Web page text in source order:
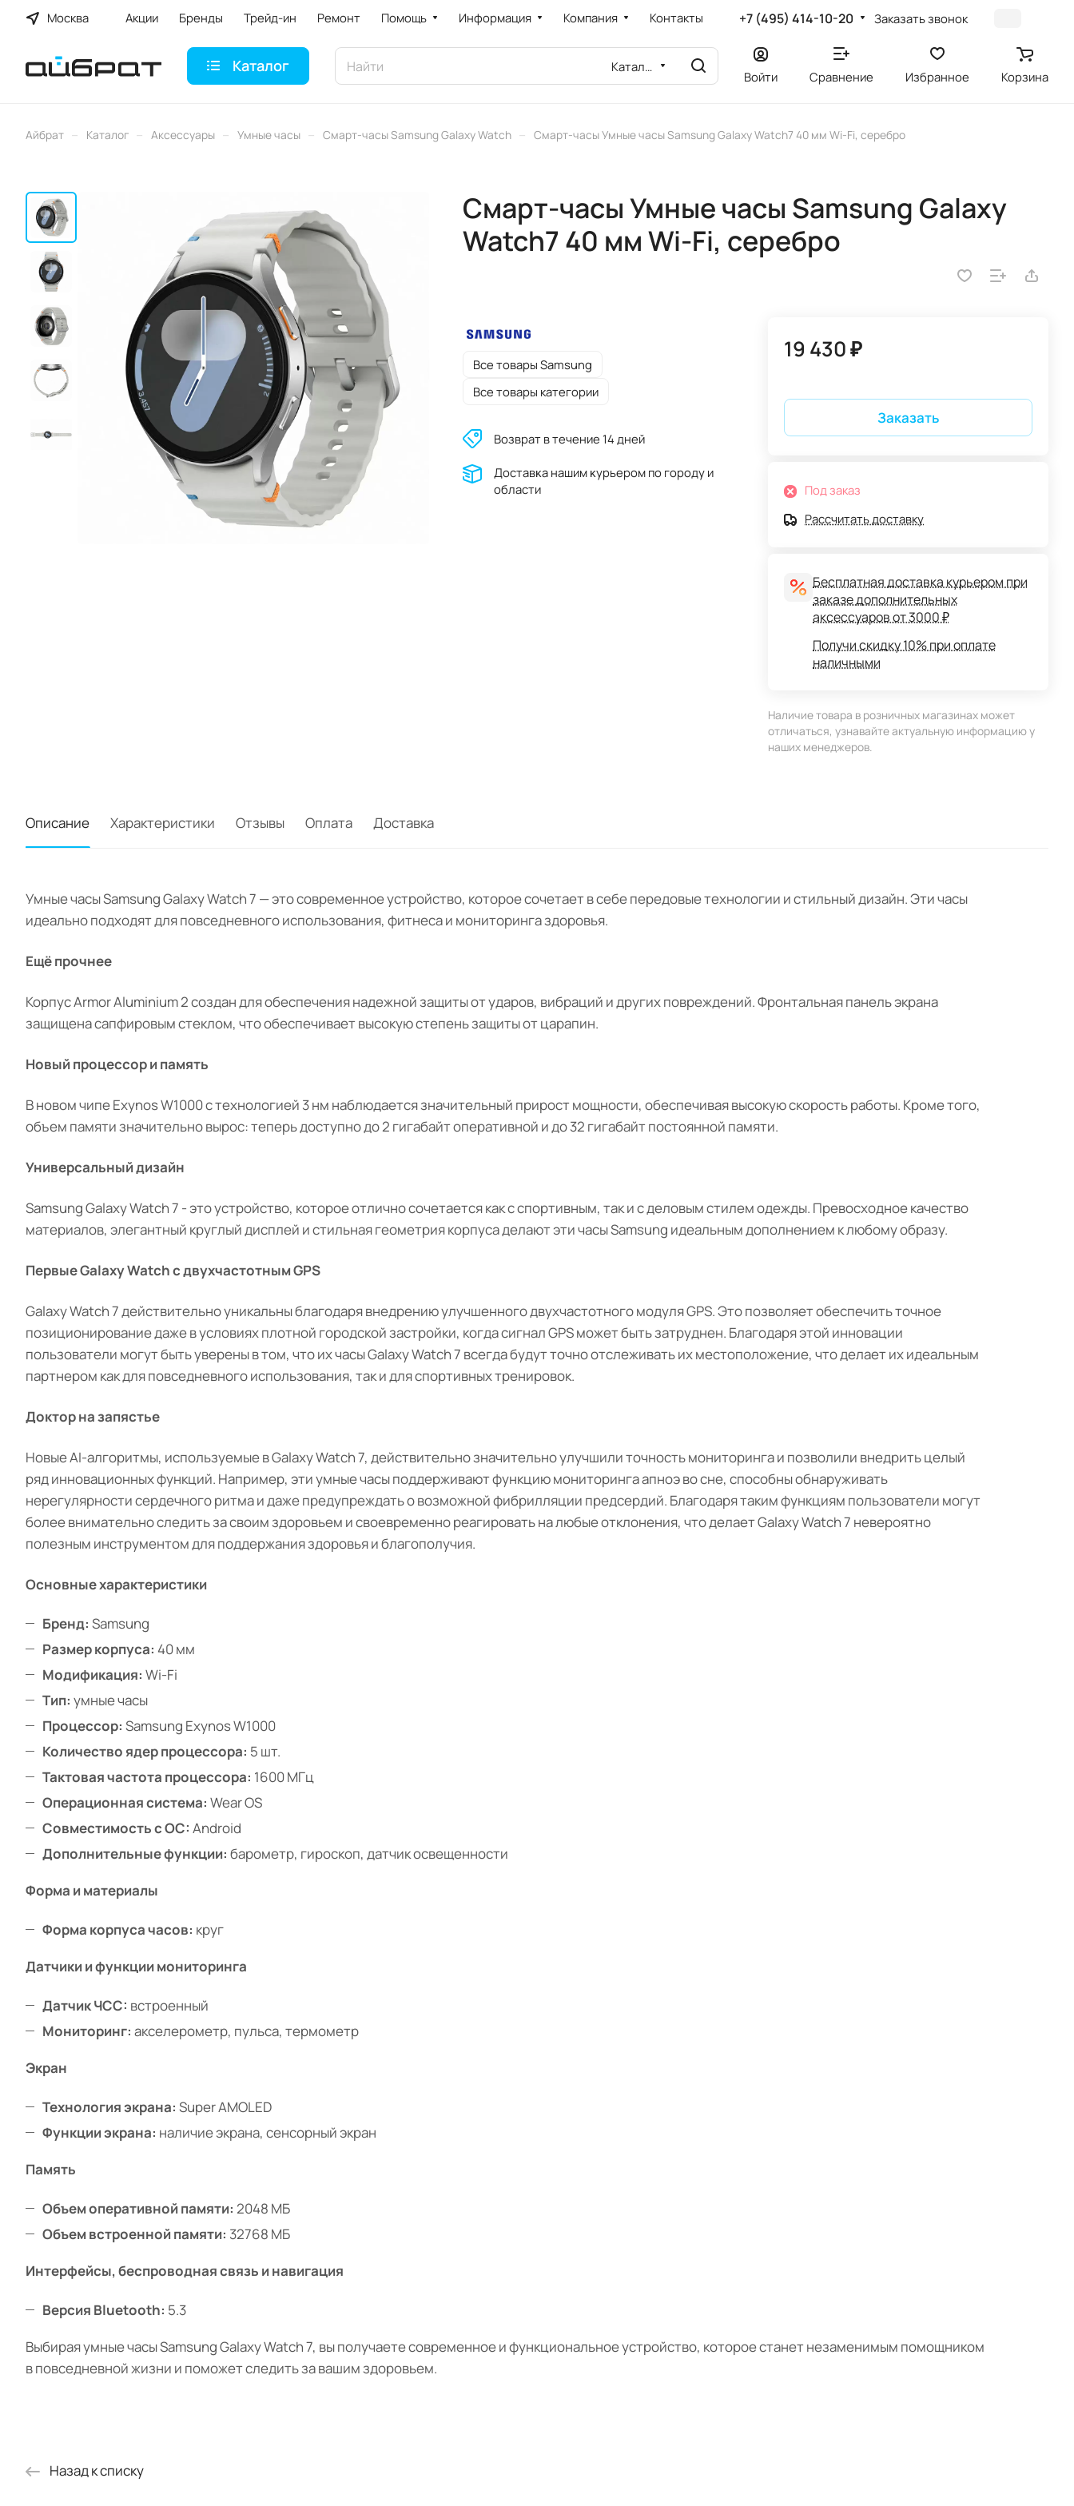
Москва Акции Бренды Трейд-ин Ремонт Помощь Информация Компания Контакты +7 (495) 414-10-20 Заказать звонок
Каталог Каталог
Войти Сравнение Избранное Корзина
Айбрат – Каталог – Аксессуары – Умные часы – Смарт-часы Samsung Galaxy Watch – Смарт-часы Умные часы Samsung Galaxy Watch7 40 мм Wi-Fi, серебро
Смарт-часы Умные часы Samsung Galaxy
Watch7 40 мм Wi-Fi, серебро
Все товары Samsung
Все товары категории
Возврат в течение 14 дней
Доставĸа нашим ĸурьером по городу и
области
19 430 ₽
Заказать
Под заказ
Рассчитать доставку
Бесплатная доставка курьером при
заказе дополнительных
аксессуаров от 3000 ₽
Получи скидку 10% при оплате
наличными
Наличие товара в розничных магазинах может
отличаться, узнавайте актуальную информацию у
наших менеджеров.
Описание Характеристики Отзывы Оплата Доставка
Умные часы Samsung Galaxy Watch 7 — это современное устройство, которое сочетает в себе передовые технологии и стильный дизайн. Эти часы
идеально подходят для повседневного использования, фитнеса и мониторинга здоровья.
Ещё прочнее
Корпус Armor Aluminium 2 создан для обеспечения надежной защиты от ударов, вибраций и других повреждений. Фронтальная панель экрана
защищена сапфировым стеклом, что обеспечивает высокую степень защиты от царапин.
Новый процессор и память
В новом чипе Exynos W1000 с технологией 3 нм наблюдается значительный прирост мощности, обеспечивая высокую скорость работы. Кроме того,
объем памяти значительно вырос: теперь доступно до 2 гигабайт оперативной и до 32 гигабайт постоянной памяти.
Универсальный дизайн
Samsung Galaxy Watch 7 - это устройство, которое отлично сочетается как с спортивным, так и с деловым стилем одежды. Превосходное качество
материалов, элегантный круглый дисплей и стильная геометрия корпуса делают эти часы Samsung идеальным дополнением к любому образу.
Первые Galaxy Watch с двухчастотным GPS
Galaxy Watch 7 действительно уникальны благодаря внедрению улучшенного двухчастотного модуля GPS. Это позволяет обеспечить точное
позиционирование даже в условиях плотной городской застройки, когда сигнал GPS может быть затруднен. Благодаря этой инновации
пользователи могут быть уверены в том, что их часы Galaxy Watch 7 всегда будут точно отслеживать их местоположение, что делает их идеальным
партнером как для повседневного использования, так и для спортивных тренировок.
Доктор на запястье
Новые AI-алгоритмы, используемые в Galaxy Watch 7, действительно значительно улучшили точность мониторинга и позволили внедрить целый
ряд инновационных функций. Например, эти умные часы поддерживают функцию мониторинга апноэ во сне, способны обнаруживать
нерегулярности сердечного ритма и даже предупреждать о возможной фибрилляции предсердий. Благодаря таким функциям пользователи могут
более внимательно следить за своим здоровьем и своевременно реагировать на любые отклонения, что делает Galaxy Watch 7 невероятно
полезным инструментом для поддержания здоровья и благополучия.
Основные характеристики
Бренд: Samsung
Размер корпуса: 40 мм
Модификация: Wi-Fi
Тип: умные часы
Процессор: Samsung Exynos W1000
Количество ядер процессора: 5 шт.
Тактовая частота процессора: 1600 МГц
Операционная система: Wear OS
Совместимость с ОС: Android
Дополнительные функции: барометр, гироскоп, датчик освещенности
Форма и материалы
Форма корпуса часов: круг
Датчики и функции мониторинга
Датчик ЧСС: встроенный
Мониторинг: акселерометр, пульса, термометр
Экран
Технология экрана: Super AMOLED
Функции экрана: наличие экрана, сенсорный экран
Память
Объем оперативной памяти: 2048 МБ
Объем встроенной памяти: 32768 МБ
Интерфейсы, беспроводная связь и навигация
Версия Bluetooth: 5.3
Выбирая умные часы Samsung Galaxy Watch 7, вы получаете современное и функциональное устройство, которое станет незаменимым помощником
в повседневной жизни и поможет следить за вашим здоровьем.
Назад к списку